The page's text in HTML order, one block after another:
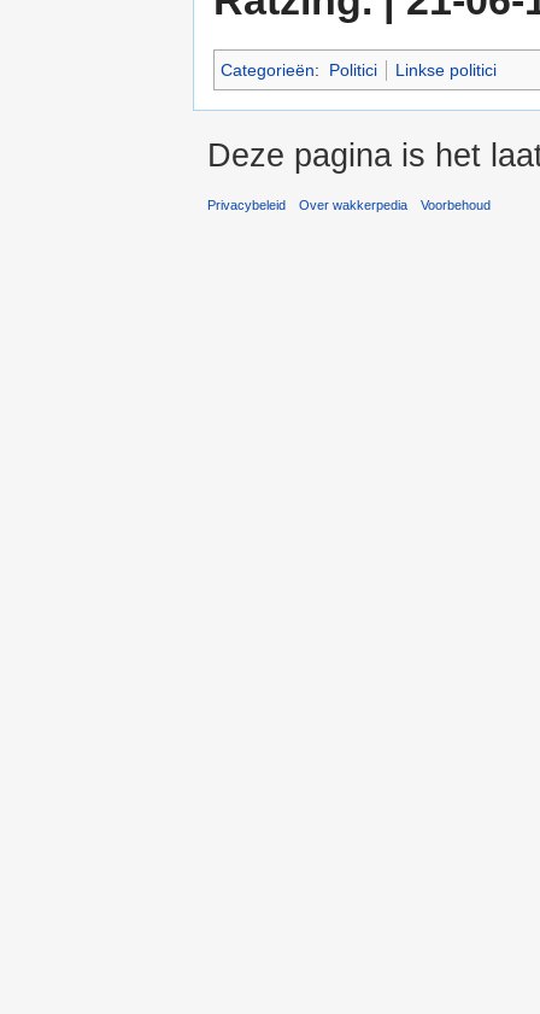
Categorieën: Politici Linkse politici
Deze pagina is het
Privacybeleid Over wakkerpedia Voorbehoud